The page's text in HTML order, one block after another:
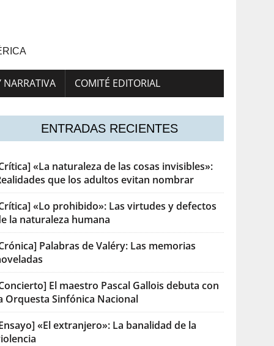
NARRATIVA COMITÉ EDITORIAL
ENTRADAS RECIENTES
«La naturaleza de las cosas invisibles»:
que los adultos evitan nombrar
«Lo prohibido»: Las virtudes y defectos
la naturaleza humana
Palabras de Valéry: Las memorias
El maestro Pascal Gallois debuta con
Orquesta Sinfónica Nacional
«El extranjero»: La banalidad de la